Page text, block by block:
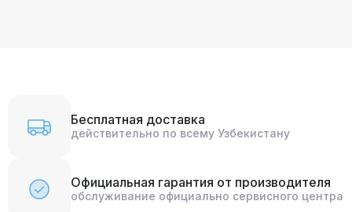
Бесплатная доставка
действительно по всему Узбекистану
Официальная гарантия от производителя
обслуживание официально сервисного центра